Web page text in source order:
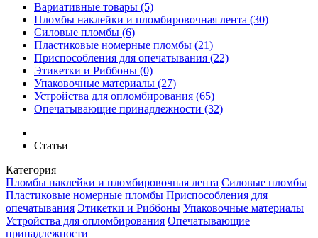
Вариативные товары (5)
Пломбы наклейки и пломбировочная лента (30)
Силовые пломбы (6)
Пластиковые номерные пломбы (21)
Приспособления для опечатывания (22)
Этикетки и Риббоны (0)
Упаковочные материалы (27)
Устройства для опломбирования (65)
Опечатывающие принадлежности (32)
Статьи
Категория
Пломбы наклейки и пломбировочная лента Силовые пломбы
Пластиковые номерные пломбы Приспособления для
опечатывания Этикетки и Риббоны Упаковочные материалы
Устройства для опломбирования Опечатывающие
принадлежности